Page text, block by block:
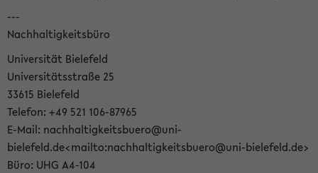
---
Nachhaltigkeitsbüro
Universität Bielefeld
Universitätsstraße 25
33615 Bielefeld
Telefon: +49 521 106-87965
E-Mail: nachhaltigkeitsbuero@uni-
bielefeld.de<mailto:nachhaltigkeitsbuero@uni-bielefeld.de>
Büro: UHG A4-104